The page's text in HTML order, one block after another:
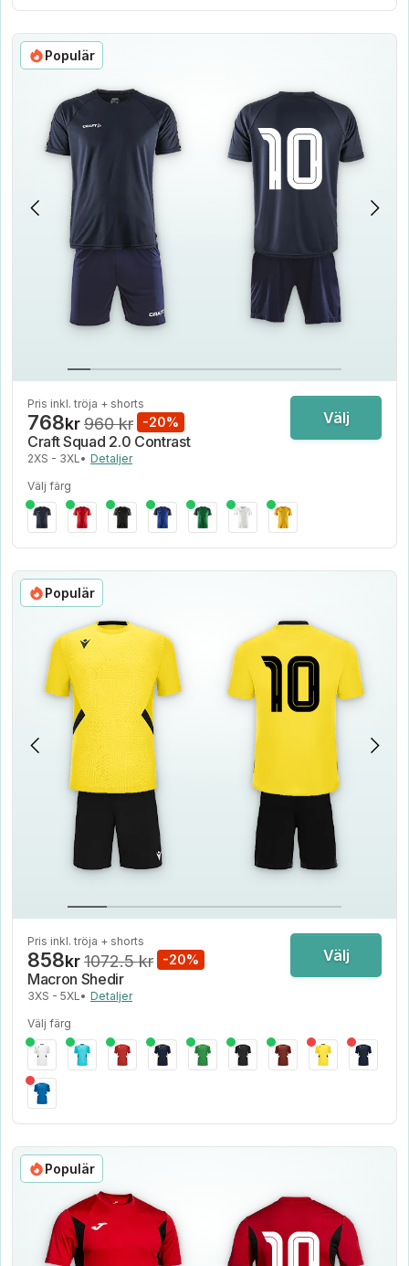
Populär
Pris inkl. tröja + shorts
768kr960 kr -20%
Craft Squad 2.0 Contrast
2XS - 3XL• Detaljer
Välj
Välj färg
Populär
Pris inkl. tröja + shorts
858kr1072.5 kr -20%
Macron Shedir
3XS - 5XL• Detaljer
Välj
Välj färg
Populär